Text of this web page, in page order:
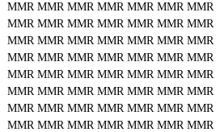
MMR MMR MMR MMR MMR MMR MMR
MMR MMR MMR MMR MMR MMR MMR
MMR MMR MMR MMR MMR MMR MMR
MMR MMR MMR MMR MMR MMR MMR
MMR MMR MMR MMR MMR MMR MMR
MMR MMR MMR MMR MMR MMR MMR
MMR MMR MMR MMR MMR MMR MMR
MMR MMR MMR MMR MMR MMR MMR